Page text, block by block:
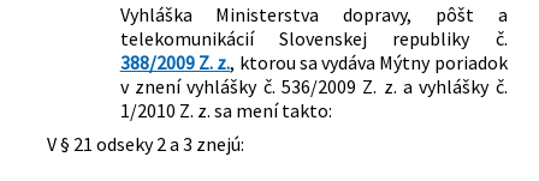
Vyhláška Ministerstva dopravy, pôšt a
telekomunikácií Slovenskej republiky č.
388/2009 Z. z., ktorou sa vydáva Mýtny poriadok
v znení vyhlášky č. 536/2009 Z. z. a vyhlášky č.
1/2010 Z. z. sa mení takto:
V § 21 odseky 2 a 3 znejú: